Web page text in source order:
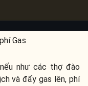
Gas
như các thợ đào
và đẩy gas lên, phí